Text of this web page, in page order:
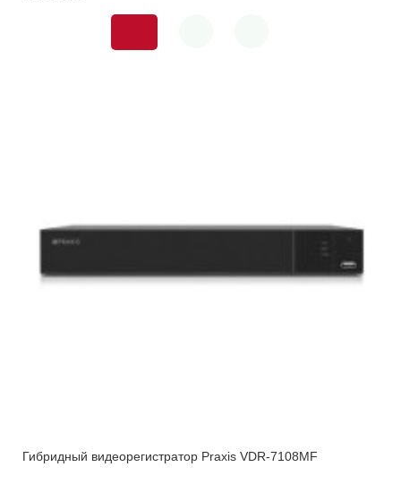
Гибридный видеорегистратор Praxis VDR-7108MF